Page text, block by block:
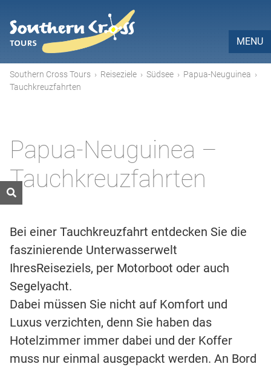
MENU
Southern Cross Tours › Reiseziele › Südsee › Papua-Neuguinea ›
Tauchkreuzfahrten
Papua-Neuguinea –
Tauchkreuzfahrten
Bei einer Tauchkreuzfahrt entdecken Sie die
faszinierende Unterwasserwelt
IhresReiseziels, per Motorboot oder auch
Segelyacht.
Dabei müssen Sie nicht auf Komfort und
Luxus verzichten, denn Sie haben das
Hotelzimmer immer dabei und der Koffer
muss nur einmal ausgepackt werden. An Bord